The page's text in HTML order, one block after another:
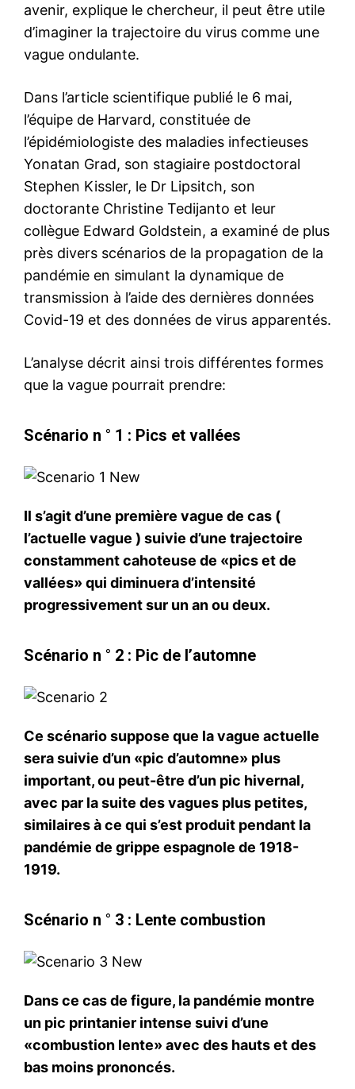
avenir, explique le chercheur, il peut être utile
d’imaginer la trajectoire du virus comme une
vague ondulante.
Dans l’article scientifique publié le 6 mai,
l’équipe de Harvard, constituée de
l’épidémiologiste des maladies infectieuses
Yonatan Grad, son stagiaire postdoctoral
Stephen Kissler, le Dr Lipsitch, son
doctorante Christine Tedijanto et leur
collègue Edward Goldstein, a examiné de plus
près divers scénarios de la propagation de la
pandémie en simulant la dynamique de
transmission à l’aide des dernières données
Covid-19 et des données de virus apparentés.
L’analyse décrit ainsi trois différentes formes
que la vague pourrait prendre:
Scénario n ° 1 : Pics et vallées
Il s’agit d’une première vague de cas (
l’actuelle vague ) suivie d’une trajectoire
constamment cahoteuse de «pics et de
vallées» qui diminuera d’intensité
progressivement sur un an ou deux.
Scénario n ° 2 : Pic de l’automne
Ce scénario suppose que la vague actuelle
sera suivie d’un «pic d’automne» plus
important, ou peut-être d’un pic hivernal,
avec par la suite des vagues plus petites,
similaires à ce qui s’est produit pendant la
pandémie de grippe espagnole de 1918-
1919.
Scénario n ° 3 : Lente combustion
Dans ce cas de figure, la pandémie montre
un pic printanier intense suivi d’une
«combustion lente» avec des hauts et des
bas moins prononcés.